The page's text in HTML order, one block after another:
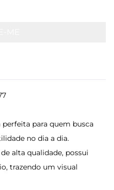
perfeita para quem busca
no dia a dia.
alta qualidade, possui
trazendo um visual